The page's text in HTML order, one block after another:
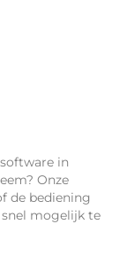
in
Onze
de bediening
mogelijk te